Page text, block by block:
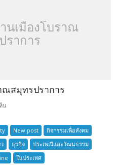
นเมืองโบราณ
ราการ
ณสมุทรปราการ
น
เล่า
ตำนาน
เมือง
โบราณ
New post
กิจกรรมเพื่อสังคม
ธุรกิจ
ประเพณีและวัฒนธรรม
ในประเทศ